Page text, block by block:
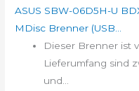
ASUS SBW-06D5H-U
MDisc Brenner (USB...
Dieser Brenner ist
Lieferumfang sind
und...